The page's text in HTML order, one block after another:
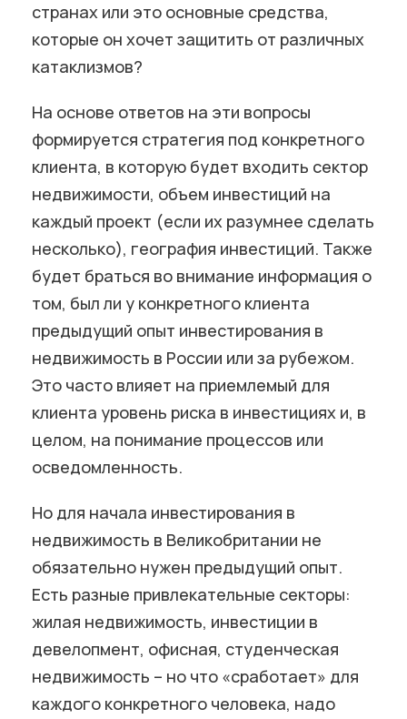
странах или это основные средства,
которые он хочет защитить от различных
катаклизмов?
На основе ответов на эти вопросы
формируется стратегия под конкретного
клиента, в которую будет входить сектор
недвижимости, объем инвестиций на
каждый проект (если их разумнее сделать
несколько), география инвестиций. Также
будет браться во внимание информация о
том, был ли у конкретного клиента
предыдущий опыт инвестирования в
недвижимость в России или за рубежом.
Это часто влияет на приемлемый для
клиента уровень риска в инвестициях и, в
целом, на понимание процессов или
осведомленность.
Но для начала инвестирования в
недвижимость в Великобритании не
обязательно нужен предыдущий опыт.
Есть разные привлекательные секторы:
жилая недвижимость, инвестиции в
девелопмент, офисная, студенческая
недвижимость – но что «сработает» для
каждого конкретного человека, надо